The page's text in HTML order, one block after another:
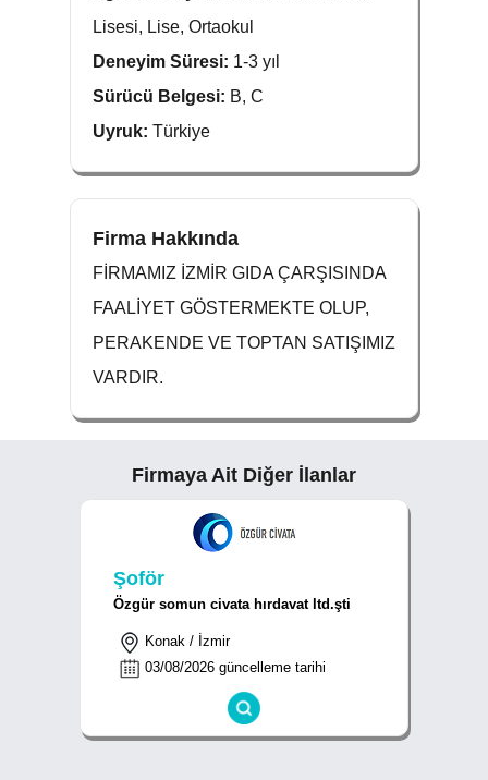
Lisesi, Lise, Ortaokul
Deneyim Süresi: 1-3 yıl
Sürücü Belgesi: B, C
Uyruk: Türkiye
Firma Hakkında
FİRMAMIZ İZMİR GIDA ÇARŞISINDA
FAALİYET GÖSTERMEKTE OLUP,
PERAKENDE VE TOPTAN SATIŞIMIZ
VARDIR.
Firmaya Ait Diğer İlanlar
Şoför
Özgür somun civata hırdavat ltd.şti
Konak / İzmir
03/08/2026 güncelleme tarihi